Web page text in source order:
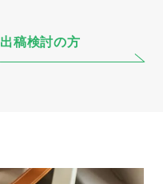
出稿検討の方